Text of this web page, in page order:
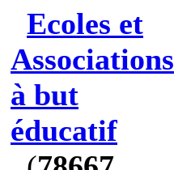
Ecoles et
Associations
à but
éducatif